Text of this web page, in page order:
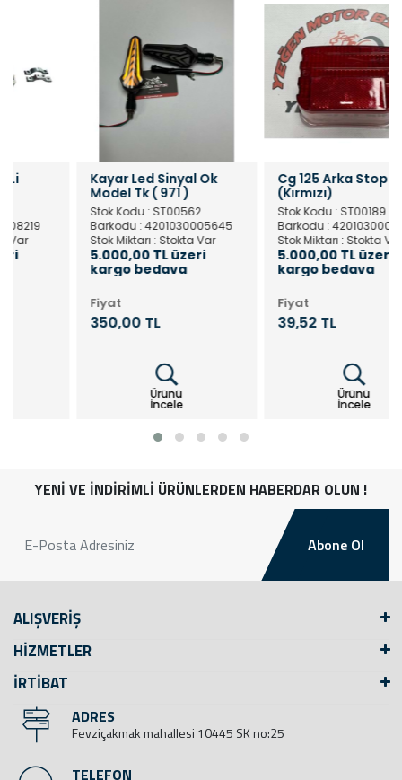
Kayar Led Sinyal Ok
Model Tk ( 971 )
Stok Kodu : ST00562
Barkodu : 4201030005645
Stok Miktarı : Stokta Var
5.000,00 TL üzeri
kargo bedava
350,00 TL
Cg 125 Arka Stop Camı
Stok Kodu : ST00189
Barkodu : 4201030001913
Stok Miktarı : Stokta Var
5.000,00 TL üzeri
kargo bedava
YENİ VE İNDİRİMLİ ÜRÜNLERDEN HABERDAR OLUN !
Abone Ol
ALIŞVERİŞ
HİZMETLER
İRTİBAT
ADRES
Fevziçakmak mahallesi 10445 SK no:25
TELEFON